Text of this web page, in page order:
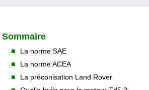
Changer la pompe à gasoil immergée
Defender 110 Td5
Changer la pile de télécommande sur
Changer la batterie sur Defender Td5
Changer la butée arrêt de porte avant
Changer les bavettes arrière sur
Sommaire
■
La norme SAE
■
La norme ACEA
■
La préconisation Land Rover